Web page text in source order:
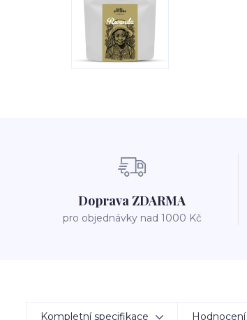
Doprava ZDARMA
pro objednávky nad 1000 Kč
Kompletní specifikace Hodnocení